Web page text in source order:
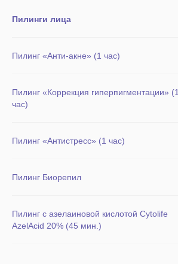
Пилинги лица
Пилинг «Анти-акне» (1 час)
Пилинг «Коррекция гиперпигментации» (1
час)
Пилинг «Антистресс» (1 час)
Пилинг Биорепил
Пилинг с азелаиновой кислотой Cytolife
AzelAcid 20% (45 мин.)